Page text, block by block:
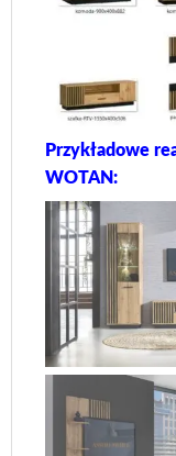
Przykładowe
WOTAN: